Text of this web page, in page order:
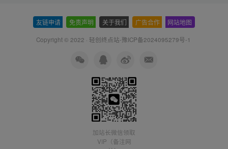
友链申请 免责声明 关于我们 广告合作 网站地图
Copyright © 2022 · 轻创终点站-豫ICP备2024095279号-1
加站长微信领取
VIP（备注网